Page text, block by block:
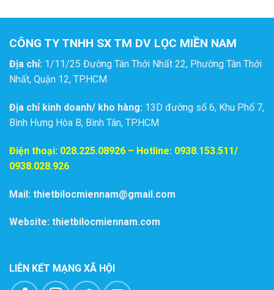
CÔNG TY TNHH SX TM DV LỌC MIỀN NAM
Địa chỉ: 1/11/25 Đường Tân Thới Nhất 22, Phường Tân Thới
Nhất, Quận 12, TP.HCM
Địa chỉ kinh doanh/ kho hàng: 13D đường số 6, Khu Phố 7,
Bình Hưng Hòa B, Bình Tân, TP.HCM
Điện thoại: 028.225.08926 – Hotline: 0938.153.511/
0938.028.926
Mail: thietbilocmiennam@gmail.com
Website: thietbilocmiennam.com
LIÊN KẾT MẠNG XÃ HỘI